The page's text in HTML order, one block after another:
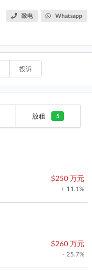
致电 Whatsapp
投诉
放租 5
$250 万元
+ 11.1%
$260 万元
- 25.7%